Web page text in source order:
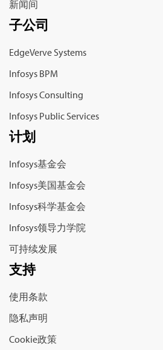
新闻间
子公司
EdgeVerve Systems
Infosys BPM
Infosys Consulting
Infosys Public Services
计划
Infosys基金会
Infosys美国基金会
Infosys科学基金会
Infosys领导力学院
可持续发展
支持
使用条款
隐私声明
Cookie政策